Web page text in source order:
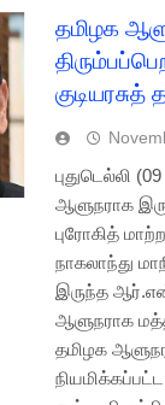
தமிழக
புதுடெல்லி
ஆளுநராக
புரோகித்
நாகலாந்து
இருந்த
ஆளுநராக
தமிழக